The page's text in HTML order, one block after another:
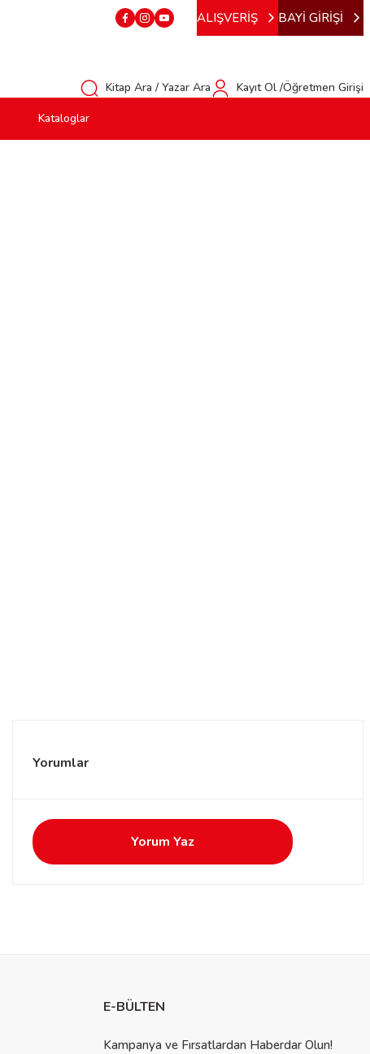
ALIŞVERİŞ BAYİ GİRİŞİ
Kitap Ara / Yazar Ara
Kayıt Ol /Öğretmen Girişi
Kataloglar
Yorumlar
Yorum Yaz
E-BÜLTEN
Kampanya ve Fırsatlardan Haberdar Olun!